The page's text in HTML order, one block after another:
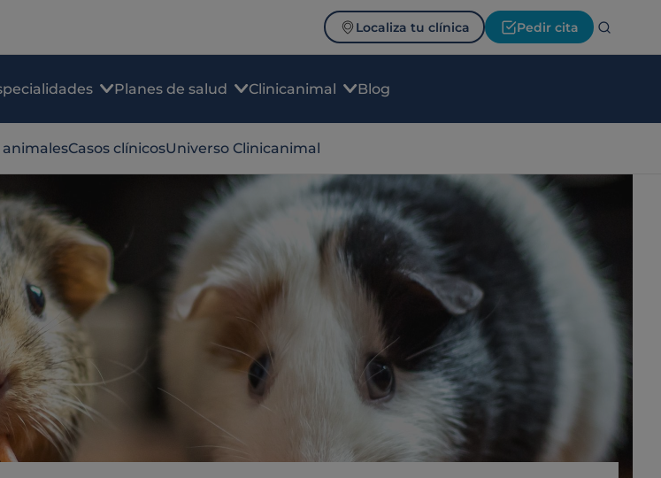
Localiza tu clínica Pedir cita
Planes de salud Clinicanimal Blog
animalesCasos clínicosUniverso Clinicanimal